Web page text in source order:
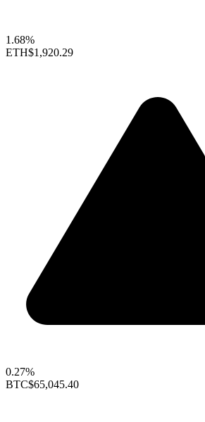
1.68%
ETH$1,920.29
0.27%
BTC$65,045.40